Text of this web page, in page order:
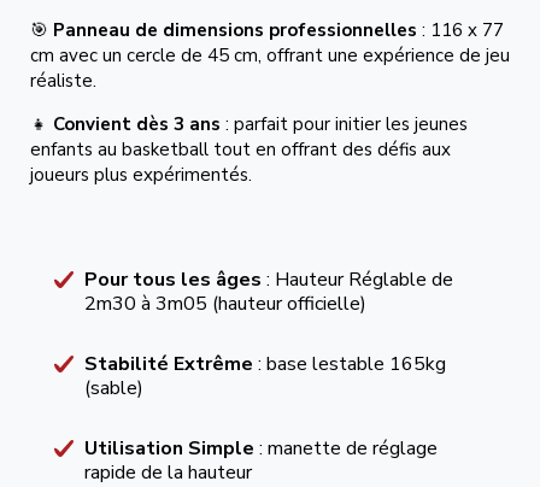
Pour tous les âges : Hauteur Réglable de
2m30 à 3m05 (hauteur officielle)
Stabilité Extrême : base lestable 165kg
(sable)
Utilisation Simple : manette de réglage
rapide de la hauteur
🎯 Panneau de dimensions professionnelles : 116 x 77
cm avec un cercle de 45 cm, offrant une expérience de jeu
réaliste.
👧 Convient dès 3 ans : parfait pour initier les jeunes
enfants au basketball tout en offrant des défis aux
joueurs plus expérimentés.